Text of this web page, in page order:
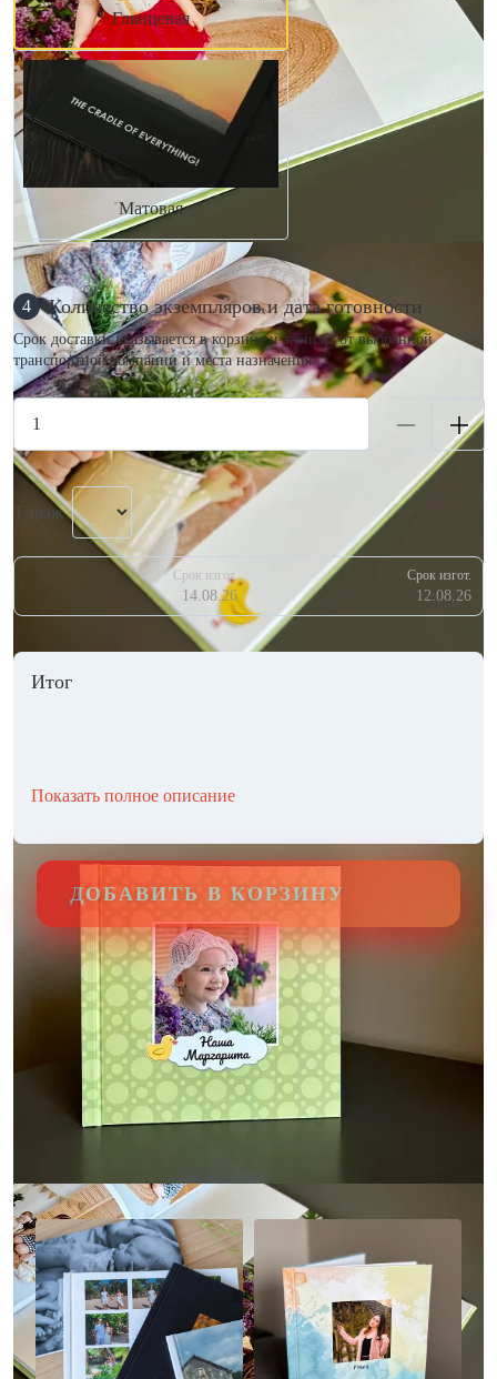
Глянцевая
Матовая
4 Количество экземпляров и дата готовности
Срок доставки указывается в корзине и зависит от выбранной
транспортной компании и места назначения.
Тираж
Срок изгот.
14.08.26
Срок изгот.
12.08.26
Итог
Показать полное описание
ДОБАВИТЬ В КОРЗИНУ
Другие стили фотокниг